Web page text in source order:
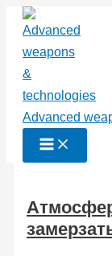
Перейти
содержимому
Advanced